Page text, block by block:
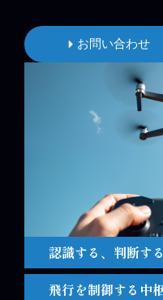
お問い合わせ
認識する、判断す
飛行を制御する中枢